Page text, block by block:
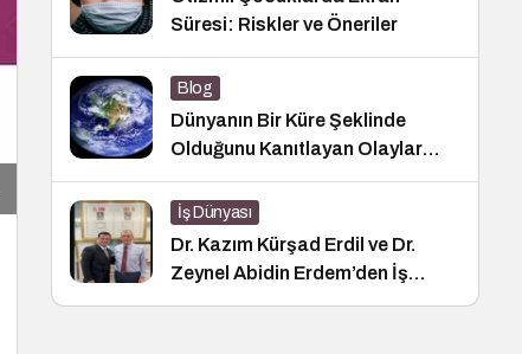
Süresi: Riskler ve Öneriler
Blog
Dünyanın Bir Küre Şeklinde
Olduğunu Kanıtlayan Olaylar
Nedir?
İş Dünyası
Dr. Kazım Kürşad Erdil ve Dr.
Zeynel Abidin Erdem’den İş
Dünyası Buluşması